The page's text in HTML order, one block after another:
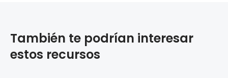
También te podrían interesar
estos recursos